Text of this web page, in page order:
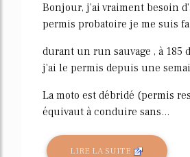
Bonjour, j'ai vraiment besoin
permis probatoire je me suis
durant un run sauvage , à 185
j'ai le permis depuis une
La moto est débridé (permis
équivaut à conduire sans...
LIRE LA SUITE